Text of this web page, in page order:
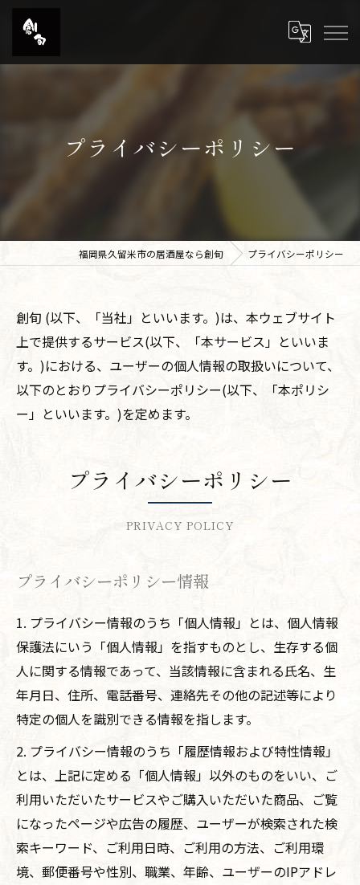
プライバシーポリシー
福岡県久留米市の居酒屋なら創旬 プライバシーポリシー
創旬 (以下、「当社」といいます。)は、本ウェブサイト
上で提供するサービス(以下、「本サービス」といいま
す。)における、ユーザーの個人情報の取扱いについて、
以下のとおりプライバシーポリシー(以下、「本ポリシ
ー」といいます。)を定めます。
プライバシーポリシー
PRIVACY POLICY
プライバシーポリシー情報
1. プライバシー情報のうち「個人情報」とは、個人情報
保護法にいう「個人情報」を指すものとし、生存する個
人に関する情報であって、当該情報に含まれる氏名、生
年月日、住所、電話番号、連絡先その他の記述等により
特定の個人を識別できる情報を指します。
2. プライバシー情報のうち「履歴情報および特性情報」
とは、上記に定める「個人情報」以外のものをいい、ご
利用いただいたサービスやご購入いただいた商品、ご覧
になったページや広告の履歴、ユーザーが検索された検
索キーワード、ご利用日時、ご利用の方法、ご利用環
境、郵便番号や性別、職業、年齢、ユーザーのIPアドレ